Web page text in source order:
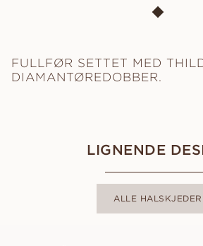
FULLFØR SETTET MED
DIAMANTØREDOBBER.
LIGNENDE
ALLE HALSKJEDER